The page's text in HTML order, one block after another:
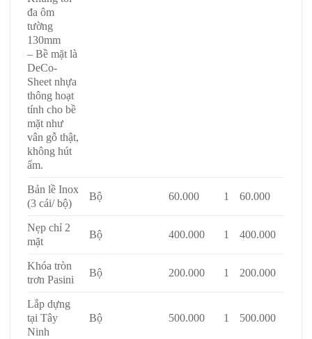
đa ôm
tường
130mm
– Bề mặt là
DeCo-
Sheet nhựa
thông hoạt
tính cho bề
mặt như
vân gỗ thật,
không hút
ẩm.
Bản lề Inox
(3 cái/ bộ)
Bộ 60.000 1 60.000
Nẹp chỉ 2
mặt
Bộ 400.000 1 400.000
Khóa tròn
trơn Pasini
Bộ 200.000 1 200.000
Lắp dựng
tại Tây
Ninh
Bộ 500.000 1 500.000